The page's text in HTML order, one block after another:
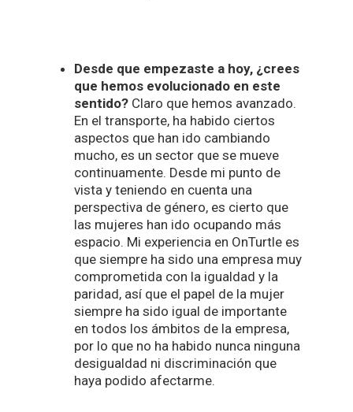
Desde que empezaste a hoy, ¿crees
que hemos evolucionado en este
sentido? Claro que hemos avanzado.
En el transporte, ha habido ciertos
aspectos que han ido cambiando
mucho, es un sector que se mueve
continuamente. Desde mi punto de
vista y teniendo en cuenta una
perspectiva de género, es cierto que
las mujeres han ido ocupando más
espacio. Mi experiencia en OnTurtle es
que siempre ha sido una empresa muy
comprometida con la igualdad y la
paridad, así que el papel de la mujer
siempre ha sido igual de importante
en todos los ámbitos de la empresa,
por lo que no ha habido nunca ninguna
desigualdad ni discriminación que
haya podido afectarme.